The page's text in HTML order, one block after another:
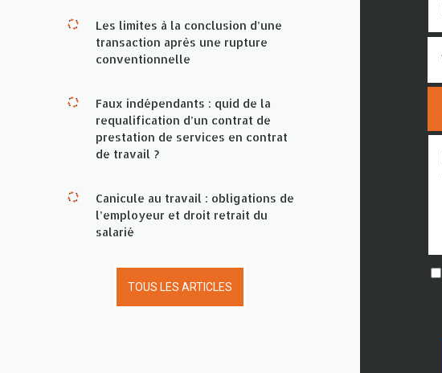
Les limites à la conclusion d’une
transaction après une rupture
conventionnelle
Faux indépendants : quid de la
requalification d’un contrat de
prestation de services en contrat
de travail ?
Canicule au travail : obligations de
l’employeur et droit retrait du
salarié
TOUS LES ARTICLES